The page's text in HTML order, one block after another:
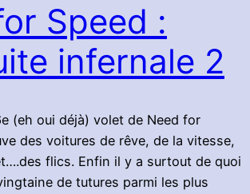
Speed :
infernale 2
(eh oui déjà) volet de Need for
des voitures de rêve, de la vitesse,
flics. Enfin il y a surtout de quoi
de tutures parmi les plus